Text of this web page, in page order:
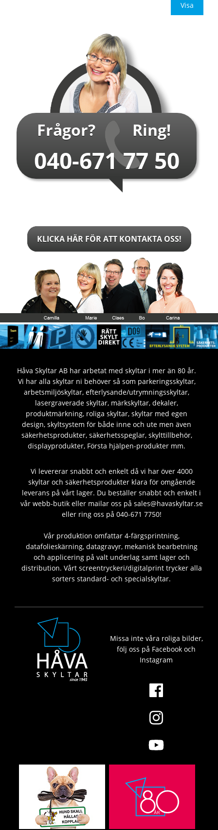
Visa
Frågor? Ring!
040-671 77 50
KLICKA HÄR FÖR ATT KONTAKTA OSS!
Håva Skyltar AB har arbetat med skyltar i mer än 80 år.
Vi har alla skyltar ni behöver så som parkeringsskyltar,
arbetsmiljöskyltar, efterlysande/utrymningsskyltar,
lasergraverade skyltar, märkskyltar, dekaler,
produktmärkning, roliga skyltar, skyltar med egen
design, skyltsystem för både inne och ute men även
säkerhetsprodukter, säkerhetsspeglar, skylttillbehör,
displayprodukter, Första hjälpen-produkter mm.
Vi levererar snabbt och enkelt då vi har över 4000
skyltar och säkerhetsprodukter klara för omgående
leverans på vårt lager. Du beställer snabbt och enkelt i
vår webb-butik eller mailar oss på sales@havaskyltar.se
eller ring oss på 040-671 7750!
Vår produktion omfattar 4-färgsprintning,
datafolieskärning, datagravyr, mekanisk bearbetning
och applicering på valt underlag samt lager och
distribution. Vårt screentryckeri/digitalprint trycker alla
sorters standard- och specialskyltar.
Missa inte våra roliga bilder,
följ oss på Facebook och
Instagram